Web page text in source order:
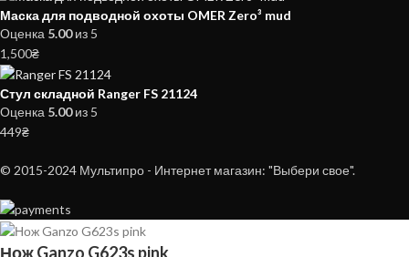
Маска для подводной охоты OMER Zero³ mud
Оценка 5.00из 5
1,500₴
Стул складной Ranger FS 21124
Оценка 5.00из 5
449₴
© 2015-2024 Мультипро - Интернет магазин: "Выбери свое".
Нож Ganzo G623s pink